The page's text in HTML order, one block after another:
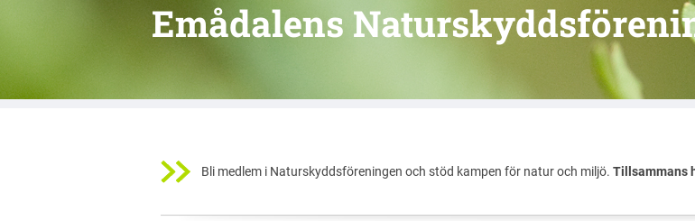
Emådalens
Bli medlem i Naturskyddsföreningen och stöd kampen för natur och miljö. Tillsammans